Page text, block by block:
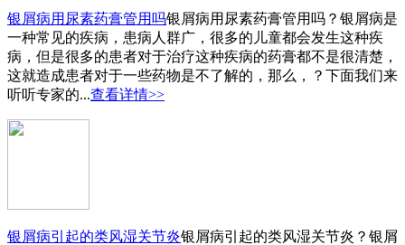
银屑病用尿素药膏管用吗银屑病用尿素药膏管用吗？银屑病是
一种常见的疾病，患病人群广，很多的儿童都会发生这种疾
病，但是很多的患者对于治疗这种疾病的药膏都不是很清楚，
这就造成患者对于一些药物是不了解的，那么，？下面我们来
听听专家的...查看详情>>
银屑病引起的类风湿关节炎银屑病引起的类风湿关节炎？银屑